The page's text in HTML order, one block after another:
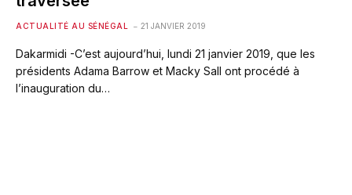
ACTUALITÉ AU SÉNÉGAL 21 JANVIER 2019
Dakarmidi -C’est aujourd’hui, lundi 21 janvier 2019, que les
présidents Adama Barrow et Macky Sall ont procédé à
l’inauguration du…